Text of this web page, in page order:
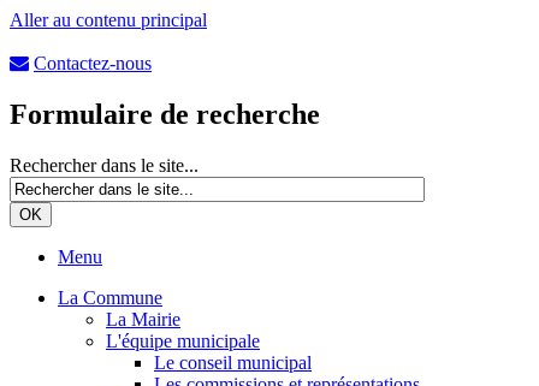
Aller au contenu principal
Contactez-nous
Formulaire de recherche
Rechercher dans le site...
Menu
La Commune
La Mairie
L'équipe municipale
Le conseil municipal